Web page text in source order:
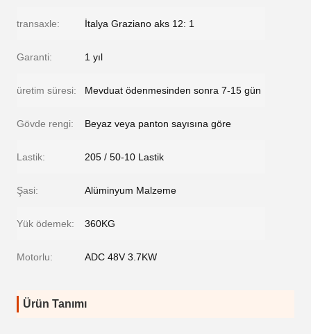
transaxle: İtalya Graziano aks 12: 1
Garanti: 1 yıl
üretim süresi: Mevduat ödenmesinden sonra 7-15 gün
Gövde rengi: Beyaz veya panton sayısına göre
Lastik: 205 / 50-10 Lastik
Şasi: Alüminyum Malzeme
Yük ödemek: 360KG
Motorlu: ADC 48V 3.7KW
Ürün Tanımı